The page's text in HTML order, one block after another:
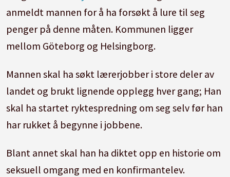
anmeldt mannen for å ha forsøkt å lure til seg
penger på denne måten. Kommunen ligger
mellom Göteborg og Helsingborg.
Mannen skal ha søkt lærerjobber i store deler av
landet og brukt lignende opplegg hver gang; Han
skal ha startet ryktespredning om seg selv før han
har rukket å begynne i jobbene.
Blant annet skal han ha diktet opp en historie om
seksuell omgang med en konfirmantelev.